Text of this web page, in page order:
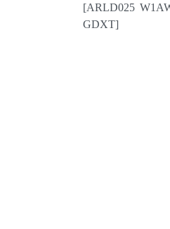
[ARLD025
GDXT]